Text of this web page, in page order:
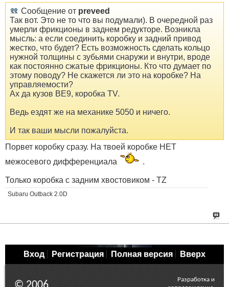
Сообщение от preveed
Так вот. Это не то что вы подумали). В очередной раз
умерли фрикционы в заднем редукторе. Возникла
мысль: а если соединить коробку и задний привод
жестко, что будет? Есть возможность сделать кольцо
нужной толщины с зубьями снаружи и внутри, вроде
как постоянно сжатые фрикционы. Кто что думает по
этому поводу? Не скажется ли это на коробке? На
управляемости?
Ах да кузов BE9, коробка TV.
Ведь ездят же на механике 5050 и ничего.
И так ваши мысли пожалуйста.
Порвет коробку сразу. На твоей коробке НЕТ
межосевого дифференциала
.
Только коробка с задним хвоcтовиком - TZ
Subaru Outback 2.0D
Вход Регистрация Полная версия Вверх
Разработка и